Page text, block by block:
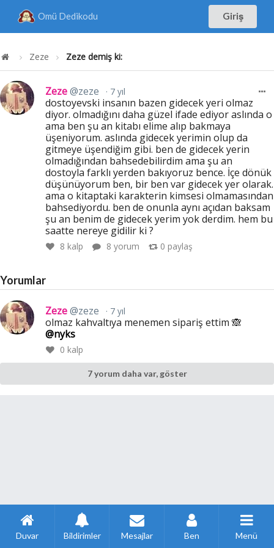
Omü Dedikodu Giriş
Zeze Zeze demiş ki:
Zeze@zeze 7 yıl
dostoyevski insanın bazen gidecek yeri olmaz
diyor. olmadığını daha güzel ifade ediyor aslında o
ama ben şu an kitabı elime alıp bakmaya
üşeniyorum. aslında gidecek yerimin olup da
gitmeye üşendiğim gibi. ben de gidecek yerin
olmadığından bahsedebilirdim ama şu an
dostoyla farklı yerden bakıyoruz bence. İçe dönük
düşünüyorum ben, bir ben var gidecek yer olarak.
ama o kitaptaki karakterin kimsesi olmamasından
bahsediyordu. ben de onunla aynı açıdan baksam
şu an benim de gidecek yerim yok derdim. hem bu
saatte nereye gidilir ki ?
8 kalp 8 yorum 0 paylaş
Yorumlar
Zeze@zeze 7 yıl
olmaz kahvaltıya menemen sipariş ettim 🙈
@nyks
0 kalp
7 yorum daha var, göster
Duvar Bildirimler Mesajlar Ben Menü